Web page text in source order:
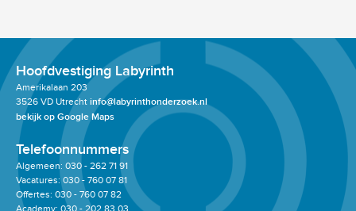
Hoofdvestiging Labyrinth
Amerikalaan 203
3526 VD Utrecht info@labyrinthonderzoek.nl
bekijk op Google Maps
Telefoonnummers
Algemeen: 030 - 262 71 91
Vacatures: 030 - 760 07 81
Offertes: 030 - 760 07 82
Academy: 030 - 202 83 03